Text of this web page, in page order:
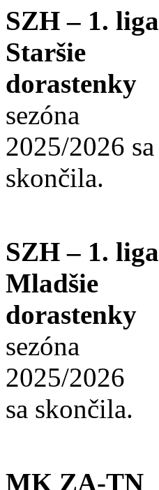
SZH – 1. liga
Staršie
dorastenky
sezóna
2025/2026 sa
skončila.
SZH – 1. liga
Mladšie
dorastenky
sezóna
2025/2026
sa skončila.
MK ZA-TN